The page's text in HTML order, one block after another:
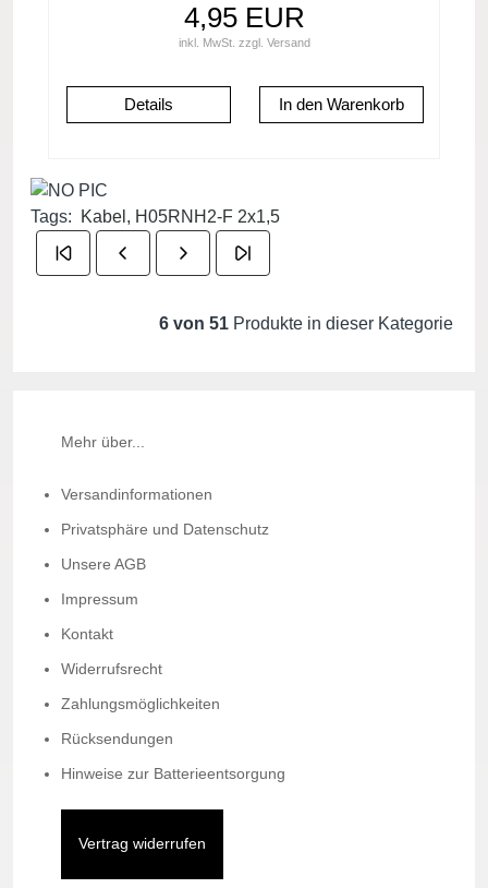
4,95 EUR
inkl. MwSt. zzgl. Versand
Details
Tags: Kabel, H05RNH2-F 2x1,5
6 von 51 Produkte in dieser Kategorie
Mehr über...
Versandinformationen
Privatsphäre und Datenschutz
Unsere AGB
Impressum
Kontakt
Widerrufsrecht
Zahlungsmöglichkeiten
Rücksendungen
Hinweise zur Batterieentsorgung
Vertrag widerrufen